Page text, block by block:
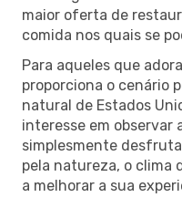
maior oferta de
comida nos quais se
Para aqueles que
proporciona o cenário
natural de Estados
interesse em observar
simplesmente
pela natureza, o clima
a melhorar a sua